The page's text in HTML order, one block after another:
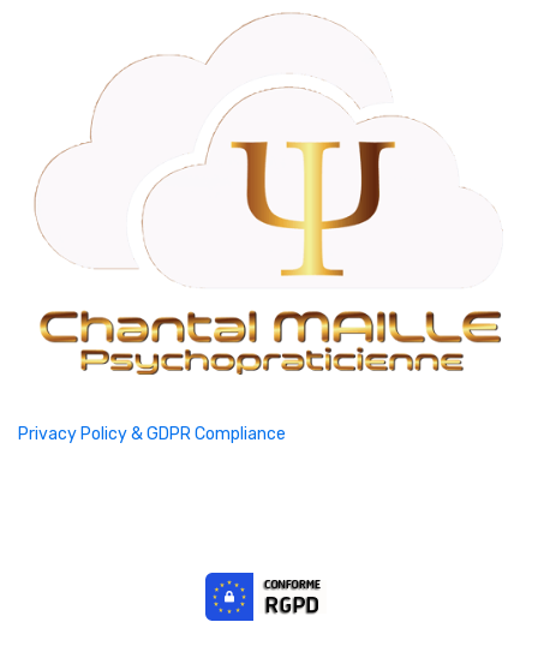
Privacy Policy & GDPR Compliance